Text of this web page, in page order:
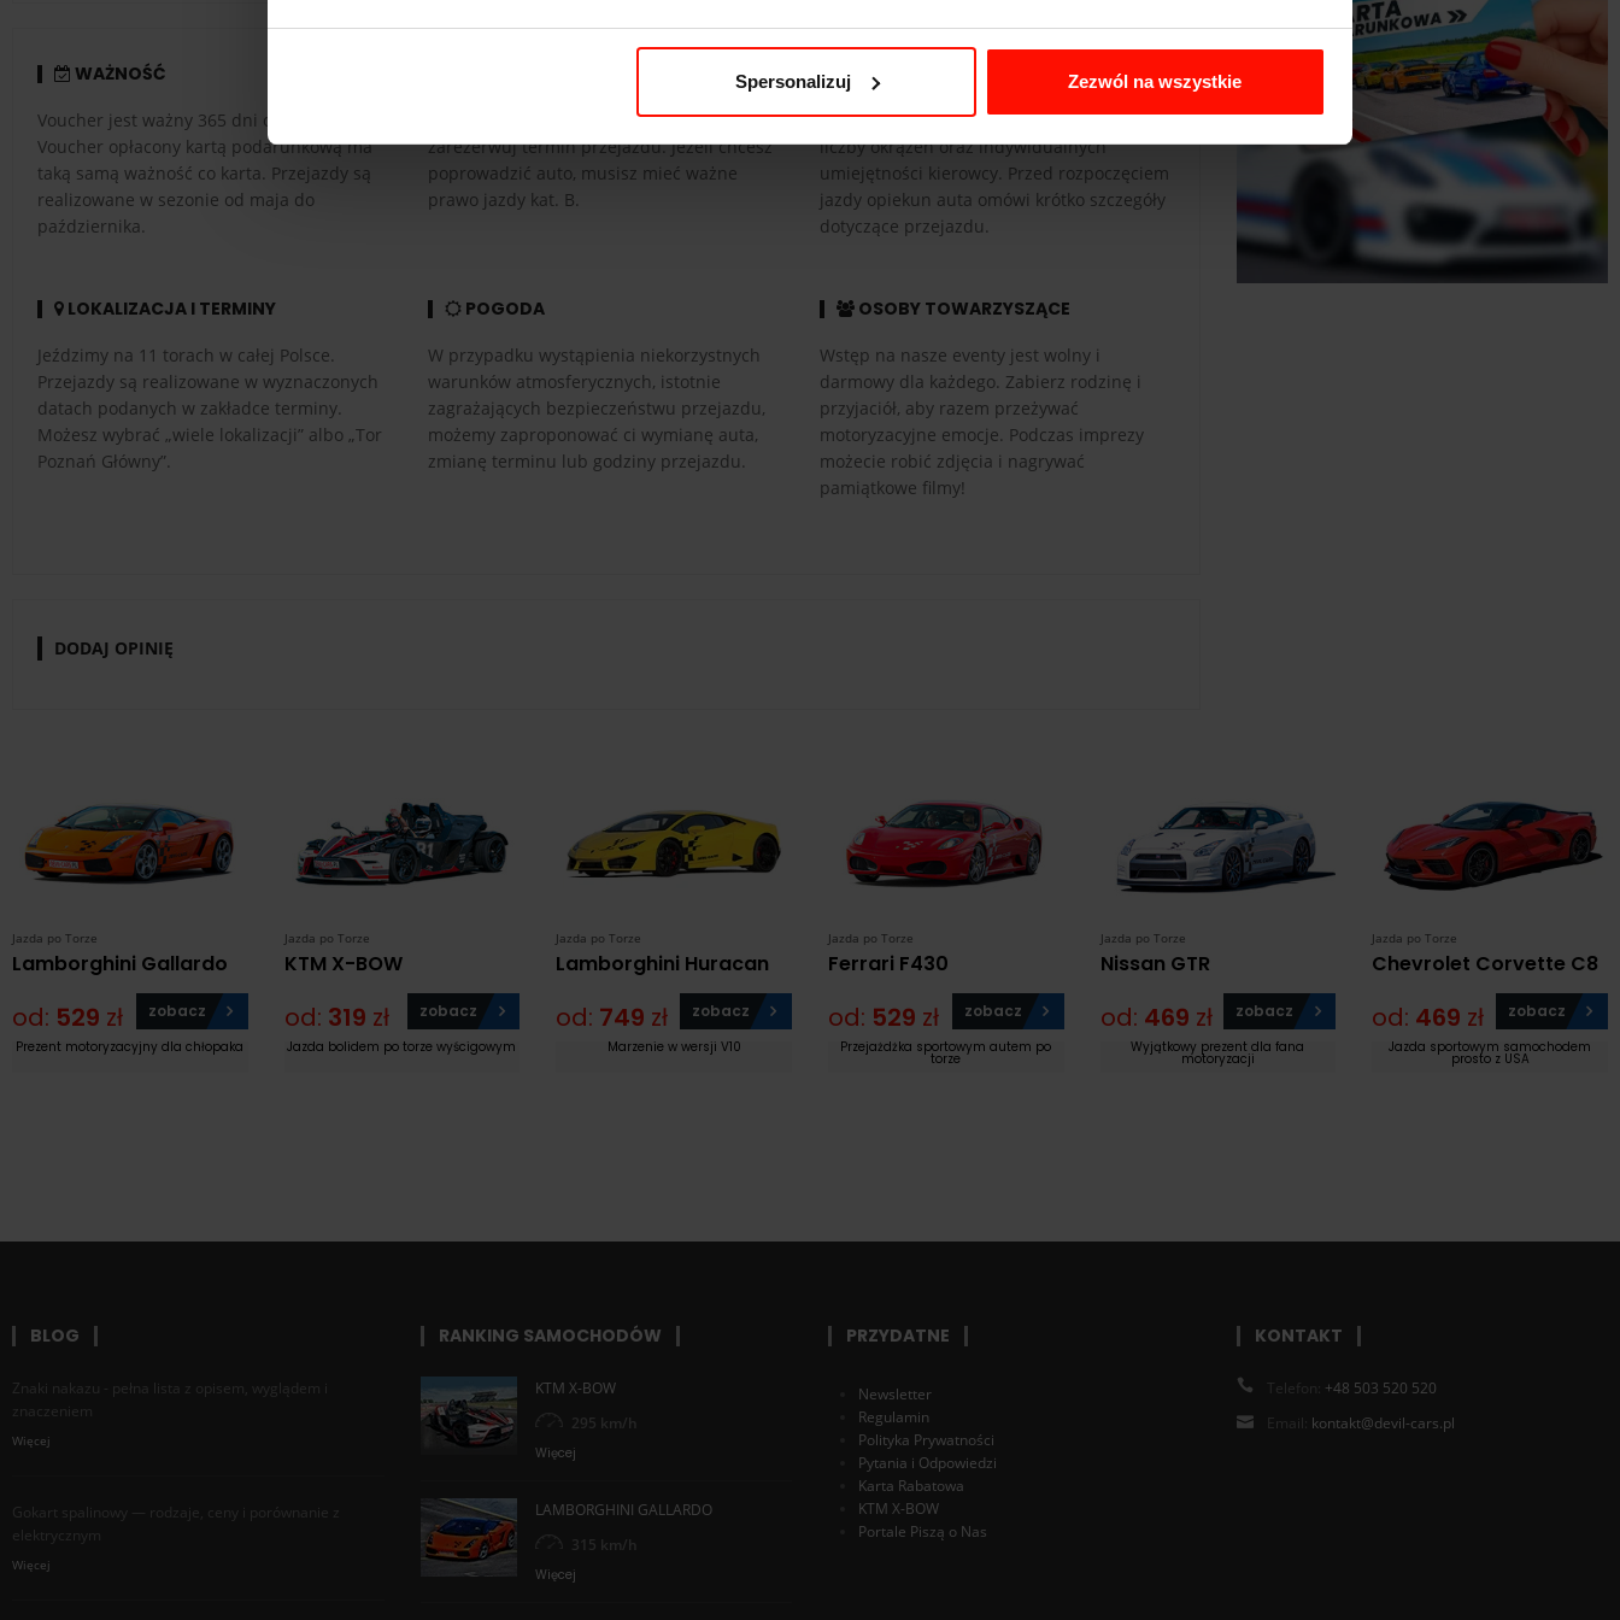
Spersonalizuj Zezwól na wszystkie
WAŻNOŚĆ
Voucher jest ważny 365 dni od daty zakupu.
Voucher opłacony kartą podarunkową ma
taką samą ważność co karta. Przejazdy są
realizowane w sezonie od maja do
października.
Aby zrealizować voucher, wybierz tor i
zarezerwuj termin przejazdu. Jeżeli chcesz
poprowadzić auto, musisz mieć ważne
prawo jazdy kat. B.
CZAS PRZEJAZDU
Czas przejazdu zależy od długości toru,
liczby okrążeń oraz indywidualnych
umiejętności kierowcy. Przed rozpoczęciem
jazdy opiekun auta omówi krótko szczegóły
dotyczące przejazdu.
LOKALIZACJA I TERMINY
Jeździmy na 11 torach w całej Polsce.
Przejazdy są realizowane w wyznaczonych
datach podanych w zakładce terminy.
Możesz wybrać „wiele lokalizacji” albo „Tor
Poznań Główny”.
POGODA
W przypadku wystąpienia niekorzystnych
warunków atmosferycznych, istotnie
zagrażających bezpieczeństwu przejazdu,
możemy zaproponować ci wymianę auta,
zmianę terminu lub godziny przejazdu.
OSOBY TOWARZYSZĄCE
Wstęp na nasze eventy jest wolny i
darmowy dla każdego. Zabierz rodzinę i
przyjaciół, aby razem przeżywać
motoryzacyjne emocje. Podczas imprezy
możecie robić zdjęcia i nagrywać
pamiątkowe filmy!
DODAJ OPINIĘ
Jazda po Torze
Lamborghini Gallardo
od: 529 zł zobacz
Prezent motoryzacyjny dla chłopaka
Jazda po Torze
KTM X-BOW
od: 319 zł zobacz
Jazda bolidem po torze wyścigowym
Jazda po Torze
Lamborghini Huracan
od: 749 zł zobacz
Marzenie w wersji V10
Jazda po Torze
Ferrari F430
od: 529 zł zobacz
Przejażdżka sportowym autem po
torze
Jazda po Torze
Nissan GTR
od: 469 zł zobacz
Wyjątkowy prezent dla fana
motoryzacji
Jazda po Torze
Chevrolet Corvette C8
od: 469 zł zobacz
Jazda sportowym samochodem
prosto z USA
BLOG
Znaki nakazu - pełna lista z opisem, wyglądem i
znaczeniem
Więcej
Gokart spalinowy — rodzaje, ceny i porównanie z
elektrycznym
Więcej
RANKING SAMOCHODÓW
KTM X-BOW
295 km/h
Więcej
LAMBORGHINI GALLARDO
315 km/h
Więcej
PRZYDATNE
Newsletter
Regulamin
Polityka Prywatności
Pytania i Odpowiedzi
Karta Rabatowa
KTM X-BOW
Portale Piszą o Nas
KONTAKT
Telefon: +48 503 520 520
Email: kontakt@devil-cars.pl